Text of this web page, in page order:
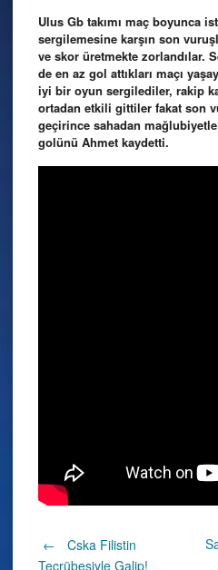
Ulus Gb takımı maç boyunca
sergilemesine karşın son
ve skor üretmekte zorlandılar.
de en az gol attıkları maçı
iyi bir oyun sergilediler, rakip
ortadan etkili gittiler fakat son
geçirince sahadan mağlubiyetle
golünü Ahmet kaydetti.
Post
←
Cska Filistin
Tecrübesiyle Galip!